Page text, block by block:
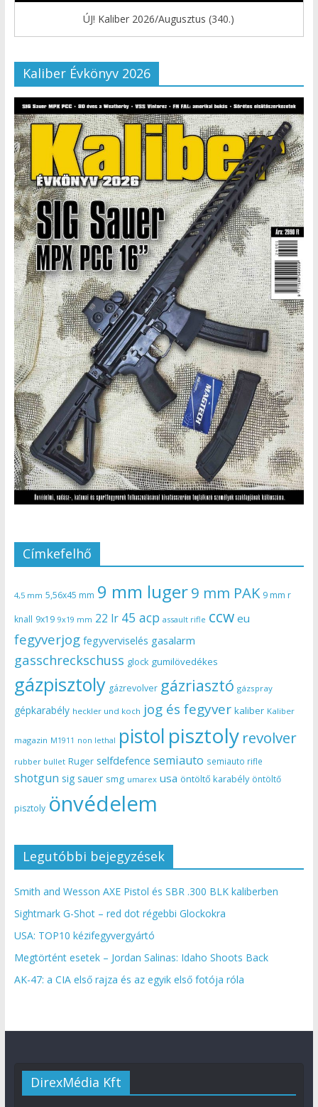
ÚJ! Kaliber 2026/Augusztus (340.)
Kaliber Évkönyv 2026
Címkefelhő
4,5 mm 5,56x45 mm 9 mm luger9 mm PAK 9 mm r
knall 9x19 9x19 mm 22 lr 45 acp assault rifle ccw eu
fegyverjog fegyverviselés gasalarm
gasschreckschuss glock gumilövedékes
gázpisztoly gázrevolver gázriasztó gázspray
gépkarabély heckler und koch jog és fegyver kaliber Kaliber
magazin M1911 non lethal pistol pisztoly revolver
rubber bullet Ruger selfdefence semiauto semiauto rifle
shotgun sig sauer smg umarex usa öntöltő karabély öntöltő
pisztoly önvédelem
Legutóbbi bejegyzések
Smith and Wesson AXE Pistol és SBR .300 BLK kaliberben
Sightmark G-Shot – red dot régebbi Glockokra
USA: TOP10 kézifegyvergyártó
Megtörtént esetek – Jordan Salinas: Idaho Shoots Back
AK-47: a CIA első rajza és az egyik első fotója róla
DirexMédia Kft